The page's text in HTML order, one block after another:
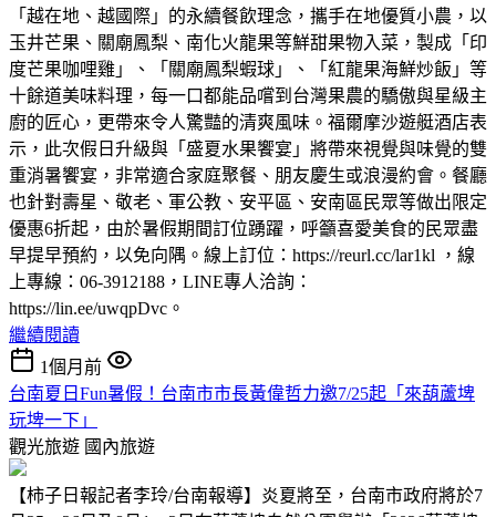
「越在地、越國際」的永續餐飲理念，攜手在地優質小農，以
玉井芒果、關廟鳳梨、南化火龍果等鮮甜果物入菜，製成「印
度芒果咖哩雞」、「關廟鳳梨蝦球」、「紅龍果海鮮炒飯」等
十餘道美味料理，每一口都能品嚐到台灣果農的驕傲與星級主
廚的匠心，更帶來令人驚豔的清爽風味。福爾摩沙遊艇酒店表
示，此次假日升級與「盛夏水果饗宴」將帶來視覺與味覺的雙
重消暑饗宴，非常適合家庭聚餐、朋友慶生或浪漫約會。餐廳
也針對壽星、敬老、軍公教、安平區、安南區民眾等做出限定
優惠6折起，由於暑假期間訂位踴躍，呼籲喜愛美食的民眾盡
早提早預約，以免向隅。線上訂位：https://reurl.cc/lar1kl ，線
上專線：06-3912188，LINE專人洽詢：
https://lin.ee/uwqpDvc。
繼續閱讀
1個月前
台南夏日Fun暑假！台南市市長黃偉哲力邀7/25起「來葫蘆埤
玩埤一下」
觀光旅遊 國內旅遊
【柿子日報記者李玲/台南報導】炎夏將至，台南市政府將於7